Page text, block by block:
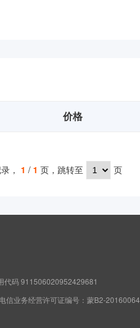
价格
， 1 / 1 页，跳转至 页
代码 911506020952429681
信业务经营许可证编号：蒙B2-20160064